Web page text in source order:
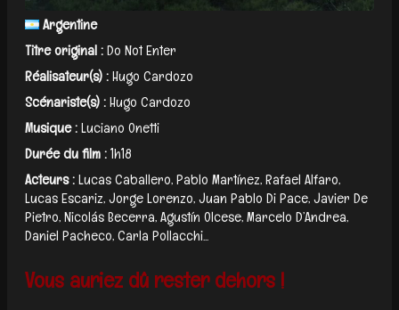
Argentine
Titre original :Do Not Enter
Réalisateur(s) :Hugo Cardozo
Scénariste(s) :Hugo Cardozo
Musique :Luciano Onetti
Durée du film :1h18
Acteurs :Lucas Caballero, Pablo Martínez, Rafael Alfaro,
Lucas Escariz, Jorge Lorenzo, Juan Pablo Di Pace, Javier De
Pietro, Nicolás Becerra, Agustín Olcese, Marcelo D’Andrea,
Daniel Pacheco, Carla Pollacchi...
Vous auriez dû rester dehors !